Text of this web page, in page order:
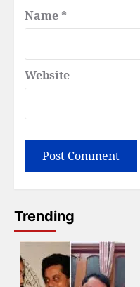
Name *
Website
Trending